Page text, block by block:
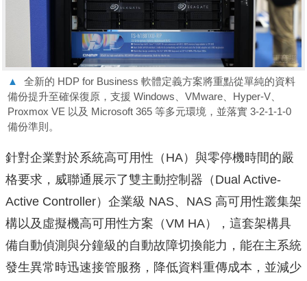
▲
全新的 HDP for Business 軟體定義方案將重點從單純的資料
備份提升至確保復原，支援 Windows、VMware、Hyper-V、
Proxmox VE 以及 Microsoft 365 等多元環境，並落實 3-2-1-1-0
備份準則。
針對企業對於系統高可用性（HA）與零停機時間的嚴
格要求，威聯通展示了雙主動控制器（Dual Active-
Active Controller）企業級 NAS、NAS 高可用性叢集架
構以及虛擬機高可用性方案（VM HA），這套架構具
備自動偵測與分鐘級的自動故障切換能力，能在主系統
發生異常時迅速接管服務，降低資料重傳成本，並減少